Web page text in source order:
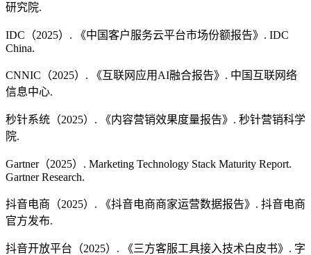
研究院.
IDC（2025）. 《中国客户服务云平台市场份额报告》. IDC
China.
CNNIC（2025）. 《互联网应用AI融合报告》. 中国互联网络
信息中心.
秒针系统（2025）. 《内容营销效果度量报告》. 秒针营销科学
院.
Gartner（2025）. Marketing Technology Stack Maturity Report.
Gartner Research.
抖音电商（2025）. 《抖音电商商家运营数据报告》. 抖音电商
官方发布.
抖音开放平台（2025）. 《三方客服工具接入技术白皮书》. 字